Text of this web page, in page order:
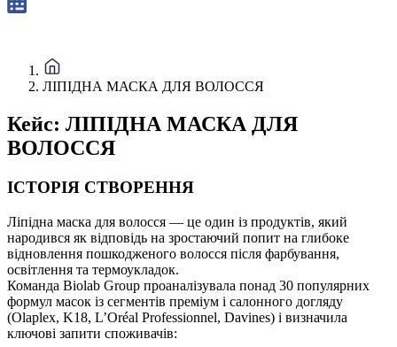
ЛІПІДНА МАСКА ДЛЯ ВОЛОССЯ
Кейс: ЛІПІДНА МАСКА ДЛЯ
ВОЛОССЯ
ІСТОРІЯ СТВОРЕННЯ
Ліпідна маска для волосся — це один із продуктів, який
народився як відповідь на зростаючий попит на глибоке
відновлення пошкодженого волосся після фарбування,
освітлення та термоукладок.
Команда Biolab Group проаналізувала понад 30 популярних
формул масок із сегментів преміум і салонного догляду
(Olaplex, K18, L’Oréal Professionnel, Davines) і визначила
ключові запити споживачів: